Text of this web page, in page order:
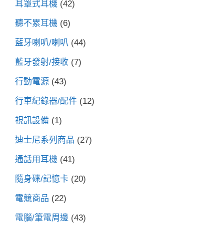
耳罩式耳機 (42)
聽不累耳機 (6)
藍牙喇叭/喇叭 (44)
藍牙發射/接收 (7)
行動電源 (43)
行車紀錄器/配件 (12)
視訊設備 (1)
迪士尼系列商品 (27)
通話用耳機 (41)
隨身碟/記憶卡 (20)
電競商品 (22)
電腦/筆電周邊 (43)